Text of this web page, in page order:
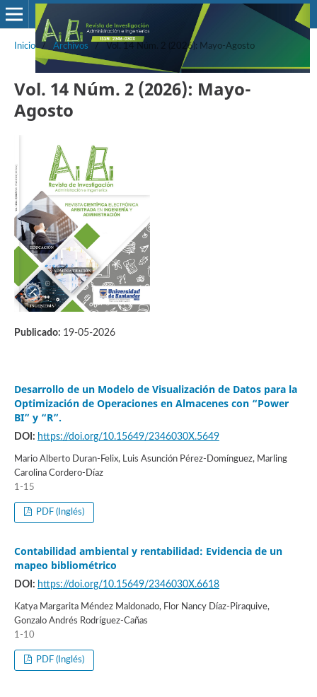
Inicio / Archivos / Vol. 14 Núm. 2 (2026): Mayo-Agosto
Vol. 14 Núm. 2 (2026): Mayo-
Agosto
Publicado: 19-05-2026
Desarrollo de un Modelo de Visualización de Datos para la
Optimización de Operaciones en Almacenes con “Power
BI” y “R”.
DOI: https://doi.org/10.15649/2346030X.5649
Mario Alberto Duran-Felix, Luis Asunción Pérez-Domínguez, Marling
Carolina Cordero-Díaz
1-15
PDF (Inglés)
Contabilidad ambiental y rentabilidad: Evidencia de un
mapeo bibliométrico
DOI: https://doi.org/10.15649/2346030X.6618
Katya Margarita Méndez Maldonado, Flor Nancy Díaz-Piraquive,
Gonzalo Andrés Rodríguez-Cañas
1-10
PDF (Inglés)